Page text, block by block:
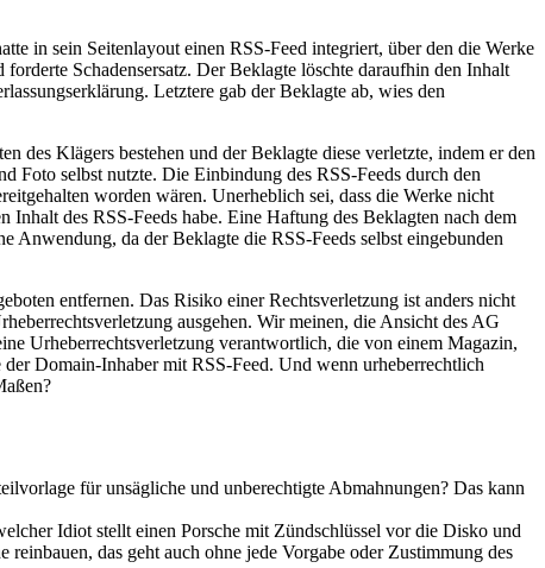
in sein Seitenlayout einen RSS-Feed integriert, über den die Werke
Schadensersatz. Der Beklagte löschte daraufhin den Inhalt
Letztere gab der Beklagte ab, wies den
des Klägers bestehen und der Beklagte diese verletzte, indem er den
Foto selbst nutzte. Die Einbindung des RSS-Feeds durch den
worden wären. Unerheblich sei, dass die Werke nicht
des RSS-Feeds habe. Eine Haftung des Beklagten nach dem
Anwendung, da der Beklagte die RSS-Feeds selbst eingebunden
entfernen. Das Risiko einer Rechtsverletzung ist anders nicht
ausgehen. Wir meinen, die Ansicht des AG
Urheberrechtsverletzung verantwortlich, die von einem Magazin,
Domain-Inhaber mit RSS-Feed. Und wenn urheberrechtlich
für unsägliche und unberechtigte Abmahnungen? Das kann
Idiot stellt einen Porsche mit Zündschlüssel vor die Disko und
das geht auch ohne jede Vorgabe oder Zustimmung des